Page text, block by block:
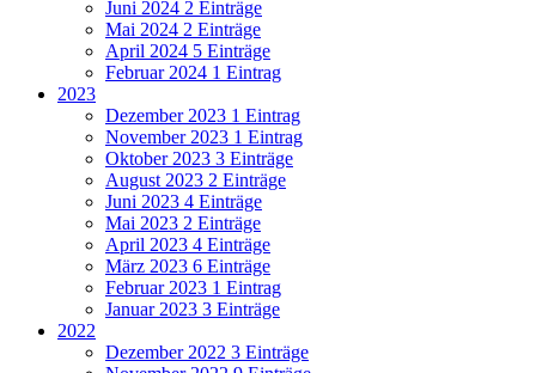
Juni 2024 2 Einträge
Mai 2024 2 Einträge
April 2024 5 Einträge
Februar 2024 1 Eintrag
2023
Dezember 2023 1 Eintrag
November 2023 1 Eintrag
Oktober 2023 3 Einträge
August 2023 2 Einträge
Juni 2023 4 Einträge
Mai 2023 2 Einträge
April 2023 4 Einträge
März 2023 6 Einträge
Februar 2023 1 Eintrag
Januar 2023 3 Einträge
2022
Dezember 2022 3 Einträge